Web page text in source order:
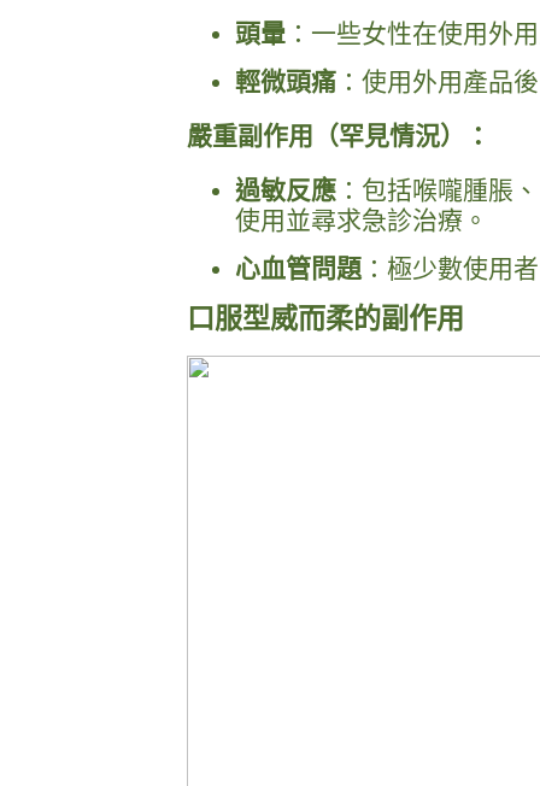
頭暈 ：一些女性在使用外
輕微頭痛 ：使用外用產品
嚴重副作用（罕見情況）：
過敏反應 ：包括喉嚨腫脹
使用並尋求急診治療。
心血管問題 ：極少數使用
口服型威而柔的副作用